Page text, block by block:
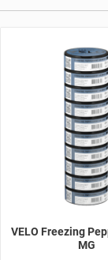
VELO Freezing
MG